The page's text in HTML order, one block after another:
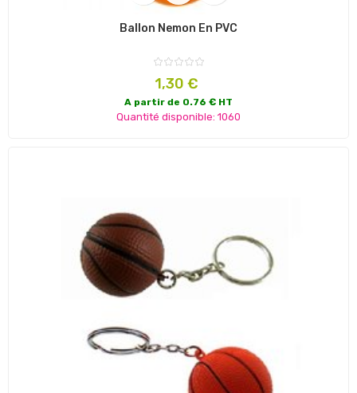
Ballon Nemon En PVC
Prix
1,30 €
A partir de 0.76 € HT
Quantité disponible: 1060